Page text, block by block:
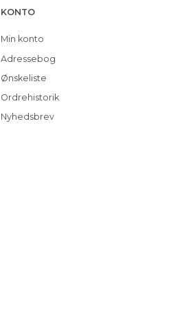
KONTO
Min konto
Adressebog
Ønskeliste
Ordrehistorik
Nyhedsbrev